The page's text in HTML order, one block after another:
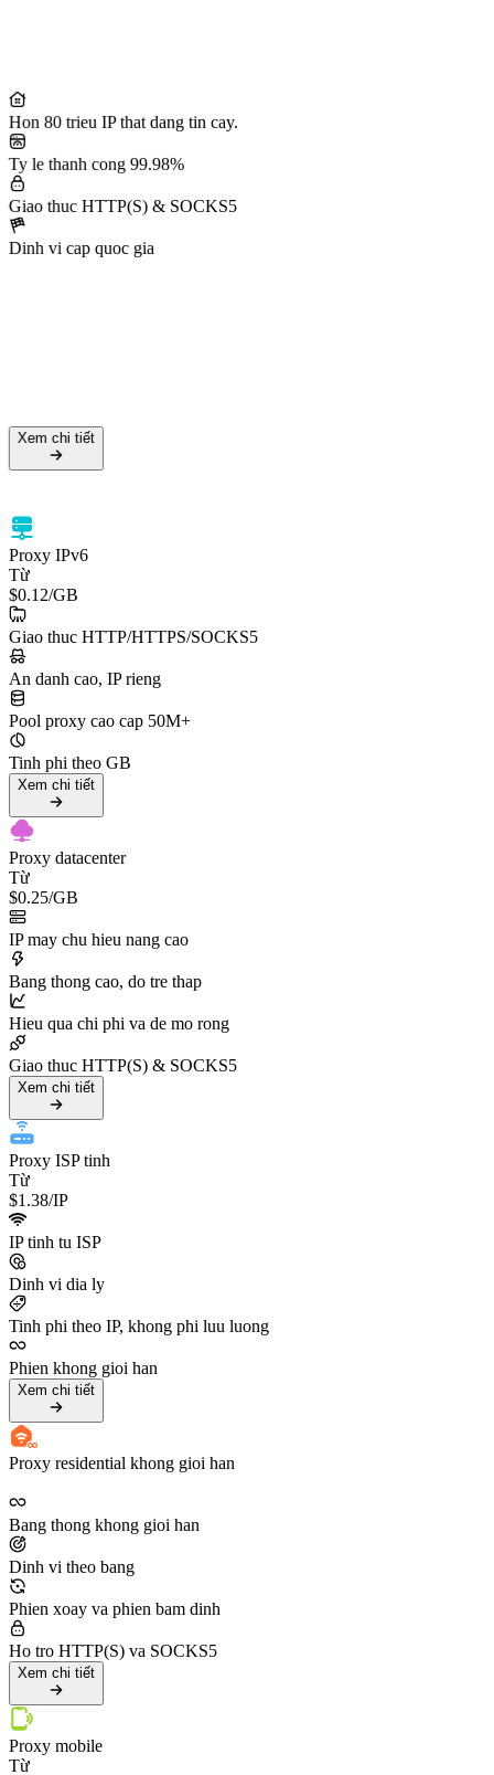
Hon 80 trieu IP that dang tin cay.
Ty le thanh cong 99.98%
Giao thuc HTTP(S) & SOCKS5
Dinh vi cap quoc gia
Xem chi tiết
Proxy IPv6
Từ
$0.12/GB
Giao thuc HTTP/HTTPS/SOCKS5
An danh cao, IP rieng
Pool proxy cao cap 50M+
Tinh phi theo GB
Xem chi tiết
Proxy datacenter
Từ
$0.25/GB
IP may chu hieu nang cao
Bang thong cao, do tre thap
Hieu qua chi phi va de mo rong
Giao thuc HTTP(S) & SOCKS5
Xem chi tiết
Proxy ISP tinh
Từ
$1.38/IP
IP tinh tu ISP
Dinh vi dia ly
Tinh phi theo IP, khong phi luu luong
Phien khong gioi han
Xem chi tiết
Proxy residential khong gioi han
Bang thong khong gioi han
Dinh vi theo bang
Phien xoay va phien bam dinh
Ho tro HTTP(S) va SOCKS5
Xem chi tiết
Proxy mobile
Từ